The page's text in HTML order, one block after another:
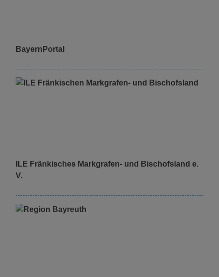
BayernPortal
ILE Fränkisches Markgrafen- und Bischofsland e.
V.